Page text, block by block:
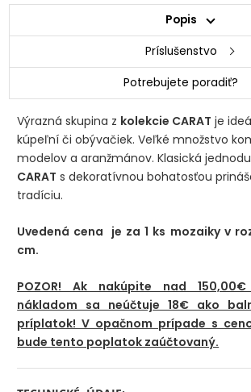
Popis
Príslušenstvo
Potrebujete poradiť?
Výrazná skupina z kolekcie CARAT je
kúpeľní či obývačiek. Veľké množstvo
modelov a aranžmánov. Klasická
CARAT s dekoratívnou bohatosťou
tradíciu.
Uvedená cena je za 1 ks mozaiky v
cm.
POZOR! Ak nakúpite nad
nákladom sa neúčtuje 18€ ako
príplatok! V opačnom prípade s
bude tento poplatok zaúčtovaný.